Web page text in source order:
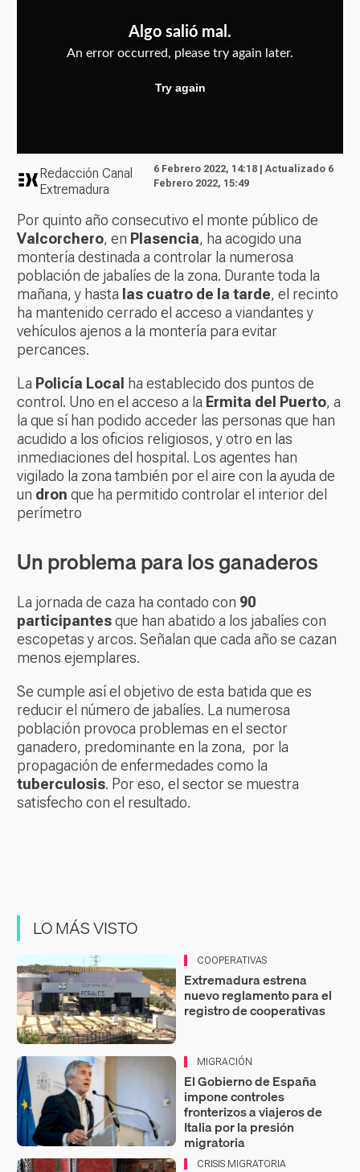
Redacción Canal
Extremadura
6 Febrero 2022, 14:18 | Actualizado 6
Febrero 2022, 15:49
Por quinto año consecutivo el monte público de
Valcorchero, en Plasencia, ha acogido una
montería destinada a controlar la numerosa
población de jabalíes de la zona. Durante toda la
mañana, y hasta las cuatro de la tarde, el recinto
ha mantenido cerrado el acceso a viandantes y
vehículos ajenos a la montería para evitar
percances.
La Policía Local
ha establecido dos puntos de
control. Uno en el acceso a la Ermita del Puerto, a
la que sí han podido acceder las personas que han
acudido a los oficios religiosos, y otro en las
inmediaciones del hospital. Los agentes han
vigilado la zona también por el aire con la ayuda de
un dron que ha permitido controlar el interior del
perímetro
Un problema para los ganaderos
La jornada de caza ha contado con 90
participantesque han abatido a los jabalíes con
escopetas y arcos. Señalan que cada año se cazan
menos ejemplares.
Se cumple así el objetivo de esta batida que es
reducir el número de jabalíes. La numerosa
población provoca problemas en el sector
ganadero, predominante en la zona, por la
propagación de enfermedades como la
tuberculosis. Por eso, el sector se muestra
satisfecho con el resultado.
LO MÁS VISTO
COOPERATIVAS
Extremadura estrena
nuevo reglamento para el
registro de cooperativas
MIGRACIÓN
El Gobierno de España
impone controles
fronterizos a viajeros de
Italia por la presión
migratoria
CRISIS MIGRATORIA